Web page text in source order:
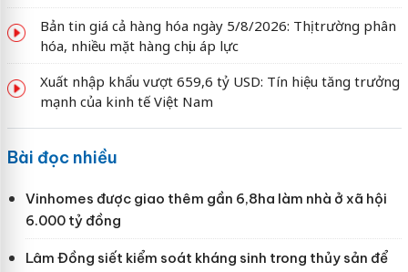
Bản tin giá cả hàng hóa ngày 5/8/2026: Thị trường phân
hóa, nhiều mặt hàng chịu áp lực
Xuất nhập khẩu vượt 659,6 tỷ USD: Tín hiệu tăng trưởng
mạnh của kinh tế Việt Nam
Bài đọc nhiều
Vinhomes được giao thêm gần 6,8ha làm nhà ở xã hội
6.000 tỷ đồng
Lâm Đồng siết kiểm soát kháng sinh trong thủy sản để